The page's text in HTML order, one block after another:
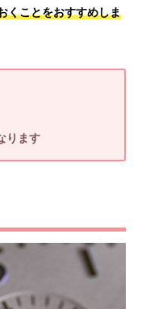
くことをおすすめしま
ります